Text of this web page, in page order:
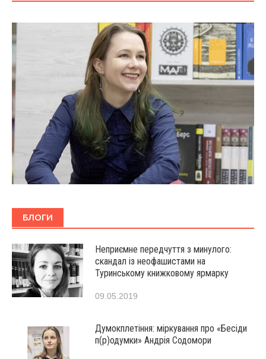
БЛОГИ
Неприємне передчуття з минулого:
скандал із неофашистами на
Туринському книжковому ярмарку
09.05.2019
Думокплетіння: міркування про «Бесіди
п(р)одумки» Андрія Содомори